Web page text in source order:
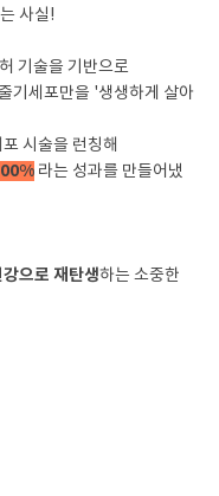
사실!
기술을 기반으로
기세포만을 '생생하게 살아
시술을 런칭해
라는 성과를 만들어냈
강으로 재탄생하는 소중한